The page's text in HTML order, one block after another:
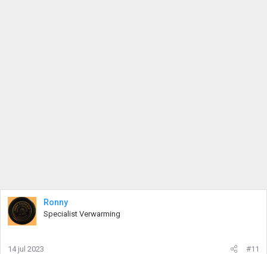
Ronny
Specialist Verwarming
14 jul 2023 #11